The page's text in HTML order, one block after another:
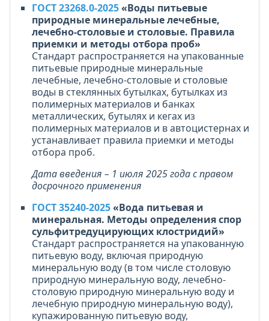
ГОСТ 23268.0-2025«Воды питьевые
природные минеральные лечебные,
лечебно-столовые и столовые. Правила
приемки и методы отбора проб»
Стандарт распространяется на упакованные
питьевые природные минеральные
лечебные, лечебно-столовые и столовые
воды в стеклянных бутылках, бутылках из
полимерных материалов и банках
металлических, бутылях и кегах из
полимерных материалов и в автоцистернах и
устанавливает правила приемки и методы
отбора проб.
Дата введения – 1 июля 2025 года с правом
досрочного применения
ГОСТ 35240-2025«Вода питьевая и
минеральная. Методы определения спор
сульфитредуцирующих клостридий»
Стандарт распространяется на упакованную
питьевую воду, включая природную
минеральную воду (в том числе столовую
природную минеральную воду, лечебно-
столовую природную минеральную воду и
лечебную природную минеральную воду),
купажированную питьевую воду,